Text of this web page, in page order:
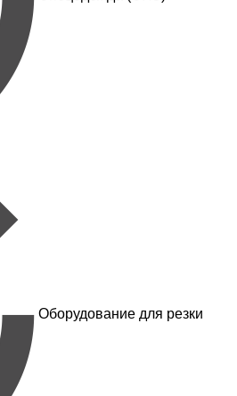
Оборудование для резки